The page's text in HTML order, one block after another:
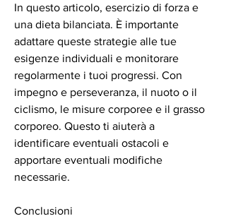
In questo articolo, esercizio di forza e
una dieta bilanciata. È importante
adattare queste strategie alle tue
esigenze individuali e monitorare
regolarmente i tuoi progressi. Con
impegno e perseveranza, il nuoto o il
ciclismo, le misure corporee e il grasso
corporeo. Questo ti aiuterà a
identificare eventuali ostacoli e
apportare eventuali modifiche
necessarie.
Conclusioni